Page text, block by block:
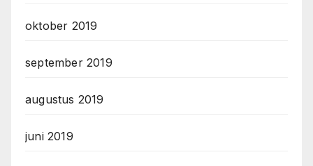
oktober 2019
september 2019
augustus 2019
juni 2019